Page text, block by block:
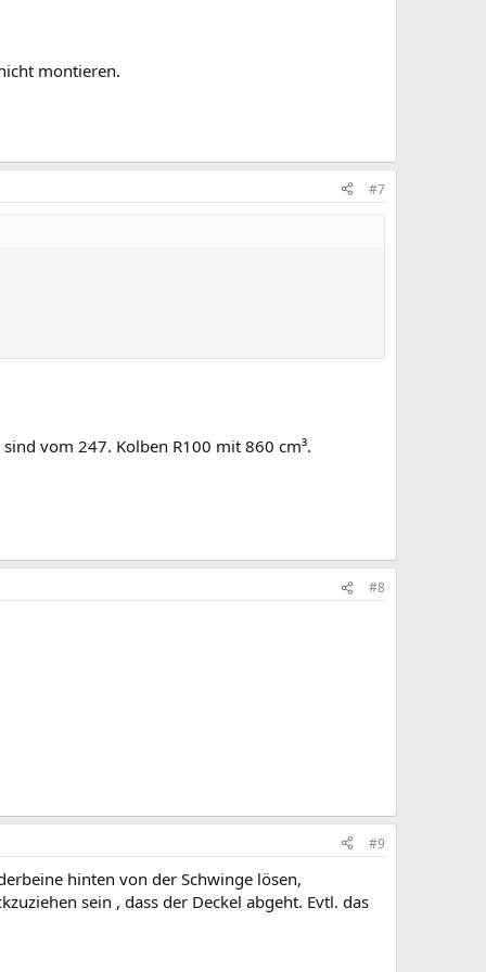
montieren.
#7
vom 247. Kolben R100 mit 860 cm³.
#8
#9
hinten von der Schwinge lösen,
sein , dass der Deckel abgeht. Evtl. das